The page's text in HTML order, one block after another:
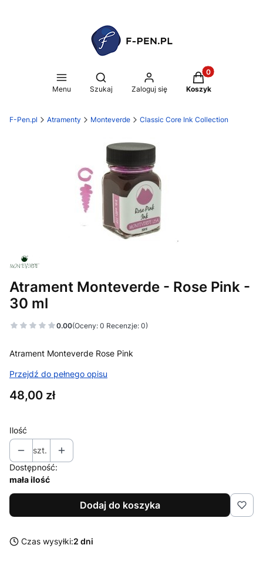
Menu
Otwórz wyszukiwarkę
Szukaj Zaloguj się
Produkty w
Koszyk
F-Pen.pl Atramenty Monteverde Classic Core Ink Collection
Atrament Monteverde - Rose Pink -
30 ml
0.00(Oceny: 0 Recenzje: 0)
Atrament Monteverde Rose Pink
Przejdź do pełnego opisu
Cena
48,00 zł
Ilość
szt.
Dostępność:
mała ilość
Dodaj do koszyka
Czas wysyłki:2 dni